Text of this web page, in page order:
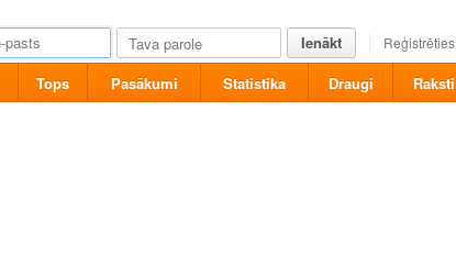
Ienākt Reģistrēties
Tops Pasākumi Statistika Draugi Raksti